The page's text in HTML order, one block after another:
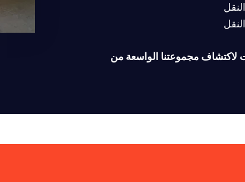
لاكتشاف مجموعتنا الواسعة من